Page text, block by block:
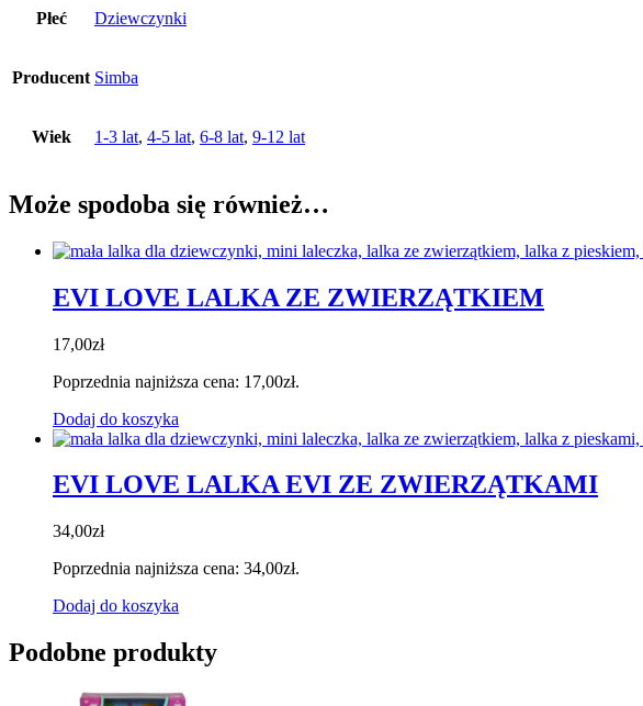
Płeć Dziewczynki
Producent Simba
Wiek 1-3 lat, 4-5 lat, 6-8 lat, 9-12 lat
Może spodoba się również…
EVI LOVE LALKA ZE ZWIERZĄTKIEM
17,00zł
Poprzednia najniższa cena: 17,00zł.
Dodaj do koszyka
EVI LOVE LALKA EVI ZE ZWIERZĄTKAMI
34,00zł
Poprzednia najniższa cena: 34,00zł.
Dodaj do koszyka
Podobne produkty